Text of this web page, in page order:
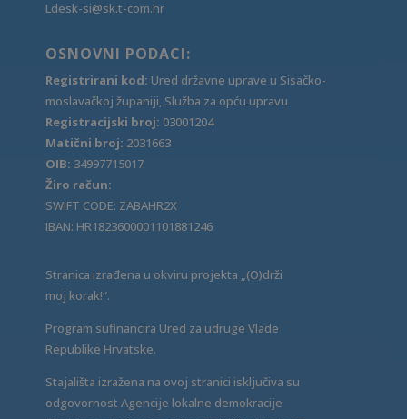
Ldesk-si@sk.t-com.hr
OSNOVNI PODACI:
Registrirani kod: Ured državne uprave u Sisačko-
moslavačkoj županiji, Služba za opću upravu
Registracijski broj: 03001204
Matični broj: 2031663
OIB: 34997715017
Žiro račun:
SWIFT CODE: ZABAHR2X
IBAN: HR1823600001101881246
Stranica izrađena u okviru projekta „(O)drži
moj korak!“.
Program sufinancira Ured za udruge Vlade
Republike Hrvatske.
Stajališta izražena na ovoj stranici isključiva su
odgovornost Agencije lokalne demokracije